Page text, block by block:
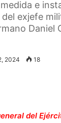
e
exjefe
Daniel
2024 18
del